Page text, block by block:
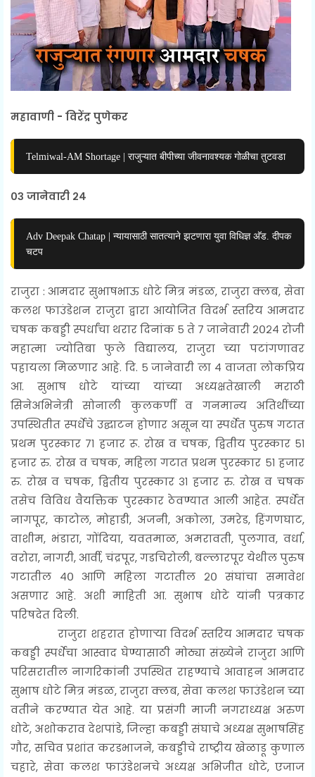
महावाणी - विरेंद्र पुणेकर
Telmiwal-AM Shortage | राजुऱ्यात बीपीच्या जीवनावश्यक गोळीचा तुटवडा
०३ जानेवारी २४
Adv Deepak Chatap | न्यायासाठी सातत्याने झटणारा युवा विधिज्ञ अ‍ॅड. दीपक
चटप
राजुरा : आमदार सुभाषभाऊ धोटे मित्र मंडळ, राजुरा क्लब, सेवा
कलश फाउंडेशन राजुरा द्वारा आयोजित विदर्भ स्तरिय आमदार
चषक कबड्डी स्पर्धांचा थरार दिनांक ५ ते ७ जानेवारी २०२४ रोजी
महात्मा ज्योतिबा फुले विद्यालय, राजुरा च्या पटांगणावर
पहायला मिळणार आहे. दि. ५ जानेवारी ला ४ वाजता लोकप्रिय
आ. सुभाष धोटे यांच्या यांच्या अध्यक्षतेखाली मराठी
सिनेअभिनेत्री सोनाली कुलकर्णी व गनमान्य अतिथींच्या
उपस्थितीत स्पर्धेचे उद्घाटन होणार असून या स्पर्धेत पुरुष गटात
प्रथम पुरस्कार ७१ हजार रू. रोख व चषक, द्वितीय पुरस्कार ५१
हजार रु. रोख व चषक, महिला गटात प्रथम पुरस्कार ५१ हजार
रु. रोख व चषक, द्वितीय पुरस्कार ३१ हजार रु. रोख व चषक
तसेच विविध वैयक्तिक पुरस्कार ठेवण्यात आली आहेत. स्पर्धेत
नागपूर, काटोल, मोहाडी, अजनी, अकोला, उमरेड, हिंगणघाट,
वाशीम, भंडारा, गोंदिया, यवतमाळ, अमरावती, पुलगाव, वर्धा,
वरोरा, नागरी, आर्वी, चंद्रपूर, गडचिरोली, बल्लारपूर येथील पुरुष
गटातील ४० आणि महिला गटातील २० संघांचा समावेश
असणार आहे. अशी माहिती आ. सुभाष धोटे यांनी पत्रकार
परिषदेत दिली.
राजुरा शहरात होणाऱ्या विदर्भ स्तरिय आमदार चषक
कबड्डी स्पर्धेचा आस्वाद घेण्यासाठी मोठ्या संख्येने राजुरा आणि
परिसरातील नागरिकांनी उपस्थित राहण्याचे आवाहन आमदार
सुभाष धोटे मित्र मंडळ, राजुरा क्लब, सेवा कलश फाउंडेशन च्या
वतीने करण्यात येत आहे. या प्रसंगी माजी नगराध्यक्ष अरुण
धोटे, अशोकराव देशपांडे, जिल्हा कबड्डी संघाचे अध्यक्ष सुभाषसिंह
गौर, सचिव प्रशांत करडभाजने, कबड्डीचे राष्ट्रीय खेळाडू कुणाल
चहारे, सेवा कलश फाउंडेशनचे अध्यक्ष अभिजीत धोटे, एजाज